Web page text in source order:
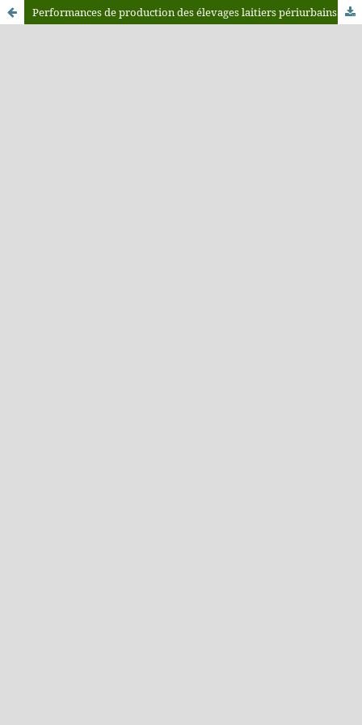
Performances de production des élevages laitiers périurbains et urbains de la commune de Fada N’Gourma au Burkina Faso